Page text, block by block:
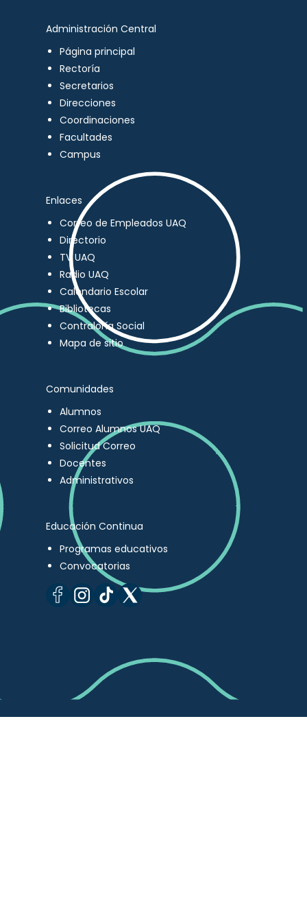
Administración Central
Página principal
Rectoría
Secretarios
Direcciones
Coordinaciones
Facultades
Campus
Enlaces
Correo de Empleados UAQ
Directorio
TV UAQ
Radio UAQ
Calendario Escolar
Bibliotecas
Contraloría Social
Mapa de sitio
Comunidades
Alumnos
Correo Alumnos UAQ
Solicitud Correo
Docentes
Administrativos
Educación Continua
Programas educativos
Convocatorias